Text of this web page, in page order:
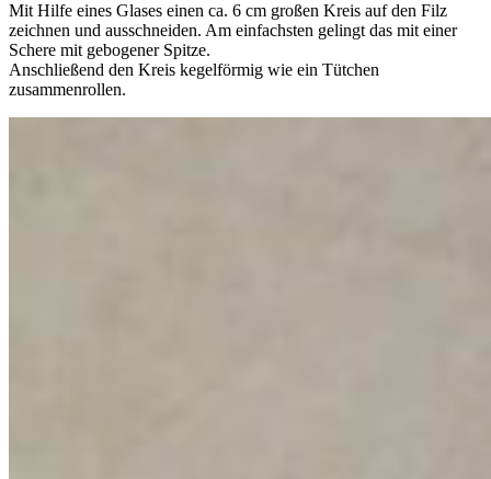
Mit Hilfe eines Glases einen ca. 6 cm großen Kreis auf den Filz
zeichnen und ausschneiden. Am einfachsten gelingt das mit einer
Schere mit gebogener Spitze.
Anschließend den Kreis kegelförmig wie ein Tütchen
zusammenrollen.